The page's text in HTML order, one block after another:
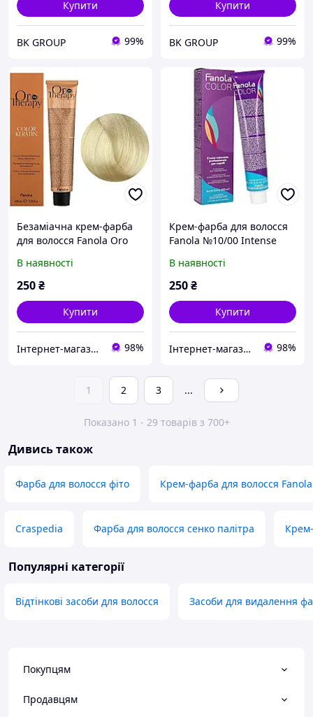
Купити
BK GROUP 99%
Купити
BK GROUP 99%
Безаміачна крем-фарба
для волосся Fanola Oro
Blonde platinum extra 100
мл
В наявності
250₴
Купити
Інтернет-магазин "Світ краси" 98%
Крем-фарба для волосся
Fanola №10/00 Intense
В наявності
250₴
Купити
Інтернет-магазин "Світ краси" 98%
1 2 3 ...
Показано 1 - 29 товарів з 700+
Дивись також
Фарба для волосся фіто Крем-фарба для волосся Fanola
Craspedia Фарба для волосся сенко палітра
Популярні категорії
Відтінкові засоби для волосся Засоби для видалення
Покупцям
Продавцям